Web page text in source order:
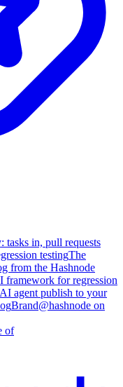
in, pull requests
testingThe
from the Hashnode
framework for regression
agent publish to your
Brand@hashnode on
of